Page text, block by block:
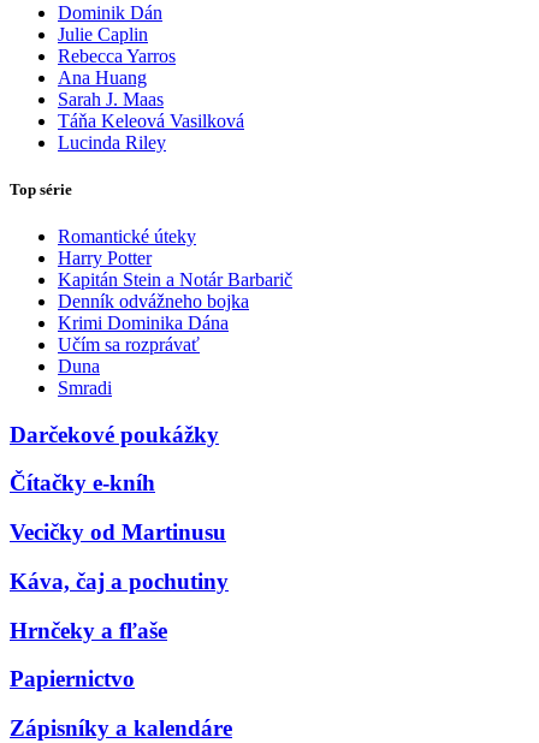
Dominik Dán
Julie Caplin
Rebecca Yarros
Ana Huang
Sarah J. Maas
Táňa Keleová Vasilková
Lucinda Riley
Top série
Romantické úteky
Harry Potter
Kapitán Stein a Notár Barbarič
Denník odvážneho bojka
Krimi Dominika Dána
Učím sa rozprávať
Duna
Smradi
Darčekové poukážky
Čítačky e-kníh
Vecičky od Martinusu
Káva, čaj a pochutiny
Hrnčeky a fľaše
Papiernictvo
Zápisníky a kalendáre